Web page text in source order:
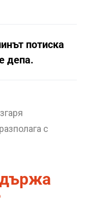
потиска
депа.
с